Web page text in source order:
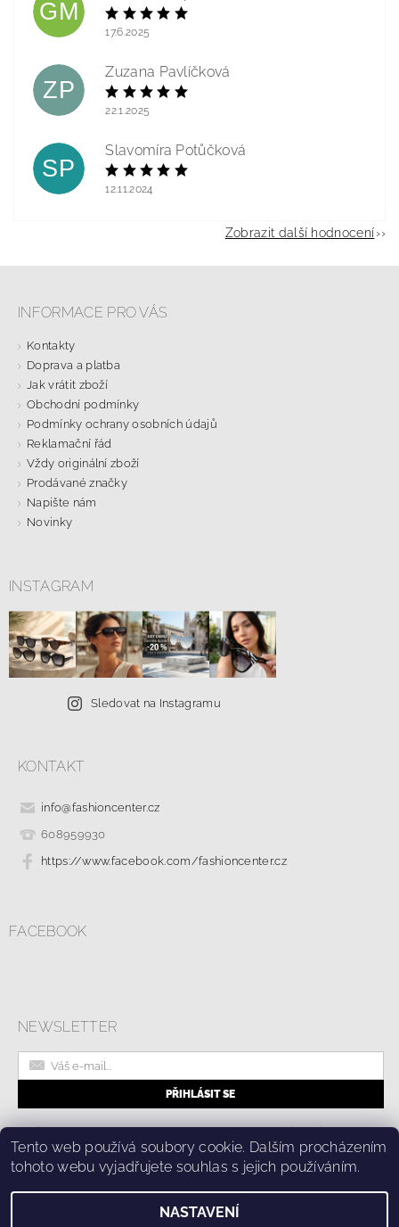
GM
17.6.2025
ZP
Zuzana Pavlíčková
22.1.2025
SP
Slavomíra Potůčková
12.11.2024
Zobrazit další hodnocení
INFORMACE PRO VÁS
Kontakty
Doprava a platba
Jak vrátit zboží
Obchodní podmínky
Podmínky ochrany osobních údajů
Reklamační řád
Vždy originální zboží
Prodávané značky
Napište nám
Novinky
INSTAGRAM
Sledovat na Instagramu
KONTAKT
info@fashioncenter.cz
608959930
https://www.facebook.com/fashioncenter.cz
FACEBOOK
NEWSLETTER
|
| Ochrana osobních údajů a cookies
Tento web používá soubory cookie. Dalším procházením
tohoto webu vyjadřujete souhlas s jejich používáním.
NASTAVENÍ